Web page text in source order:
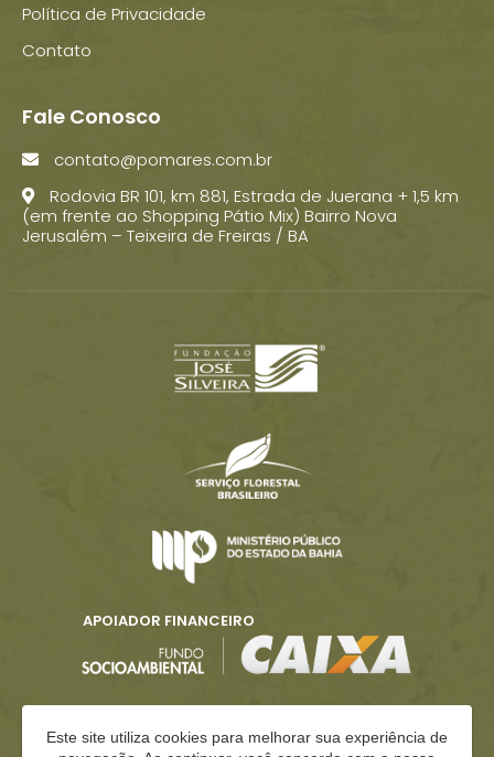
Política de Privacidade
Contato
Fale Conosco
contato@pomares.com.br
Rodovia BR 101, km 881, Estrada de Juerana + 1,5 km
(em frente ao Shopping Pátio Mix) Bairro Nova
Jerusalém – Teixeira de Freiras / BA
APOIADOR FINANCEIRO
Este site utiliza cookies para melhorar sua experiência de